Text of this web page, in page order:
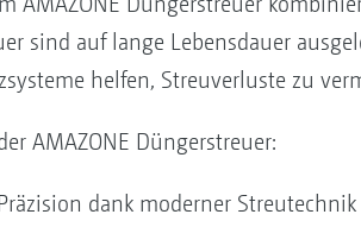
sind auf lange Lebensdauer
helfen, Streuverluste zu
AMAZONE Düngerstreuer:
dank moderner